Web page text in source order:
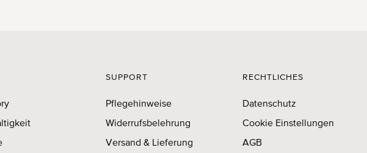
SUPPORT
Pflegehinweise
Widerrufsbelehrung
Versand & Lieferung
RECHTLICHES
Datenschutz
Cookie Einstellungen
AGB